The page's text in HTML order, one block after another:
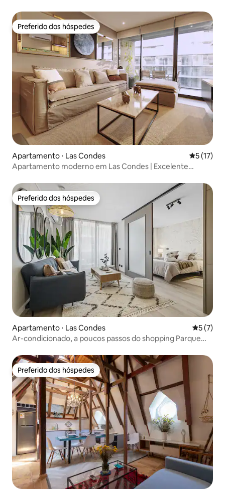
Preferido dos hóspedes
Preferido dos hóspedes
Apartamento ⋅ Las Condes 5 de uma
5 (17)
Apartamento moderno em Las Condes | Excelente
Preferido dos hóspedes
Preferido dos hóspedes
Apartamento ⋅ Las Condes 5 de
5 (7)
Ar-condicionado, a poucos passos do shopping Parque
Preferido dos hóspedes
Preferido dos hóspedes